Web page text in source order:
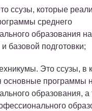
ссузы, которые
среднего
образования
базовой подготовки;
Это ссузы, в
основные программы
образования, а